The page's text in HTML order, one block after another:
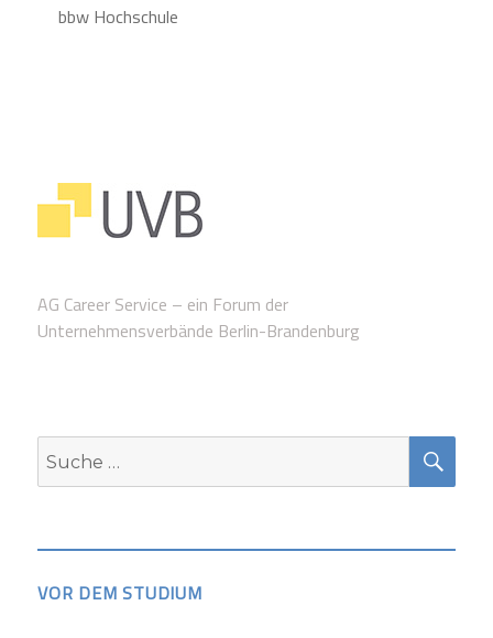
bbw Hochschule
AG Career Service – ein Forum der
Unternehmensverbände Berlin-Brandenburg
Suche
nach:
VOR DEM STUDIUM